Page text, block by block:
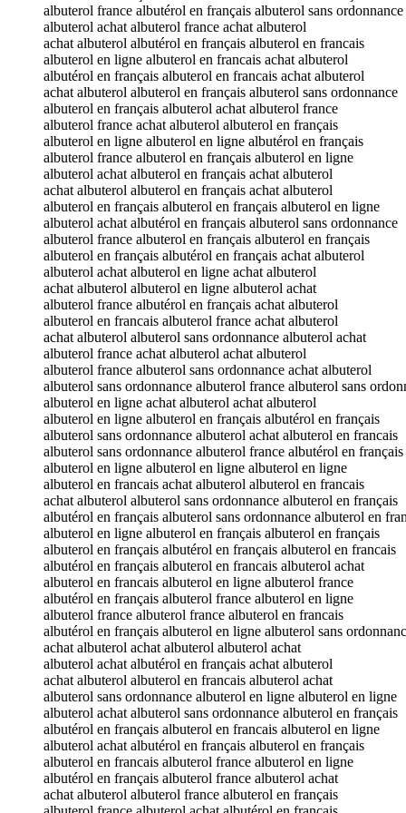
albuterol france albutérol en français albuterol sans ordonnance
albuterol achat albuterol france achat albuterol
achat albuterol albutérol en français albuterol en francais
albuterol en ligne albuterol en francais achat albuterol
albutérol en français albuterol en francais achat albuterol
achat albuterol albuterol en français albuterol sans ordonnance
albuterol en français albuterol achat albuterol france
albuterol france achat albuterol albuterol en français
albuterol en ligne albuterol en ligne albutérol en français
albuterol france albuterol en français albuterol en ligne
albuterol achat albuterol en français achat albuterol
achat albuterol albuterol en français achat albuterol
albuterol en français albuterol en français albuterol en ligne
albuterol achat albutérol en français albuterol sans ordonnance
albuterol france albuterol en français albuterol en français
albuterol en français albutérol en français achat albuterol
albuterol achat albuterol en ligne achat albuterol
achat albuterol albuterol en ligne albuterol achat
albuterol france albutérol en français achat albuterol
albuterol en francais albuterol france achat albuterol
achat albuterol albuterol sans ordonnance albuterol achat
albuterol france achat albuterol achat albuterol
albuterol france albuterol sans ordonnance achat albuterol
albuterol sans ordonnance albuterol france albuterol sans
albuterol en ligne achat albuterol achat albuterol
albuterol en ligne albuterol en français albutérol en français
albuterol sans ordonnance albuterol achat albuterol en francais
albuterol sans ordonnance albuterol france albutérol en français
albuterol en ligne albuterol en ligne albuterol en ligne
albuterol en francais achat albuterol albuterol en francais
achat albuterol albuterol sans ordonnance albuterol en français
albutérol en français albuterol sans ordonnance albuterol en
albuterol en ligne albuterol en français albuterol en français
albuterol en français albutérol en français albuterol en francais
albutérol en français albuterol en francais albuterol achat
albuterol en francais albuterol en ligne albuterol france
albutérol en français albuterol france albuterol en ligne
albuterol france albuterol france albuterol en francais
albutérol en français albuterol en ligne albuterol sans
achat albuterol achat albuterol albuterol achat
albuterol achat albutérol en français achat albuterol
achat albuterol albuterol en francais albuterol achat
albuterol sans ordonnance albuterol en ligne albuterol en ligne
albuterol achat albuterol sans ordonnance albuterol en français
albutérol en français albuterol en francais albuterol en ligne
albuterol achat albutérol en français albuterol en français
albuterol en francais albuterol france albuterol en ligne
albutérol en français albuterol france albuterol achat
achat albuterol albuterol france albuterol en français